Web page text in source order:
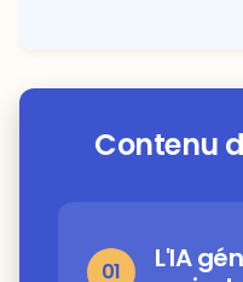
Contenu
01
L'IA